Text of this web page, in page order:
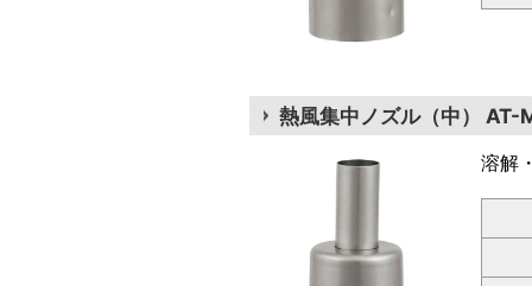
熱風集中ノズル（中） AT-
溶解